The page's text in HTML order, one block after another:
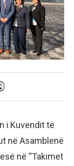
i Kuvendit të
në Asamblenë
në “Takimet